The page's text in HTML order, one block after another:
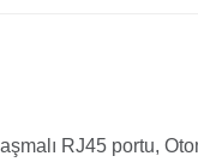
RJ45 portu,